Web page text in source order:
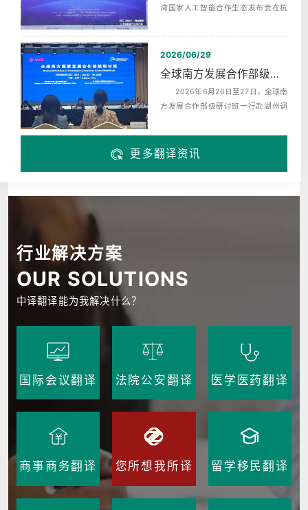
湾国家人工智能合作生态发布会在杭
了...
2026/06/29
全球南方发展合作部级研讨班赴湖州调研翻译服务
2026年6月26日至27日，全球南
方发展合作部级研讨班一行赴湖州调
罗、埃...
更多翻译资讯
行业解决方案
OUR SOLUTIONS
中译翻译能为我解决什么？
国际会议翻译 法院公安翻译 医学医药翻译
商事商务翻译 您所想我所译 留学移民翻译